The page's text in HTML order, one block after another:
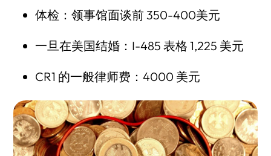
体检：领事馆面谈前 350-400美元
一旦在美国结婚：I-485 表格 1,225 美元
CR1 的一般律师费：4000 美元